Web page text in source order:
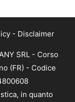
- Disclaimer
SRL - Corso
(FR) - Codice
in quanto